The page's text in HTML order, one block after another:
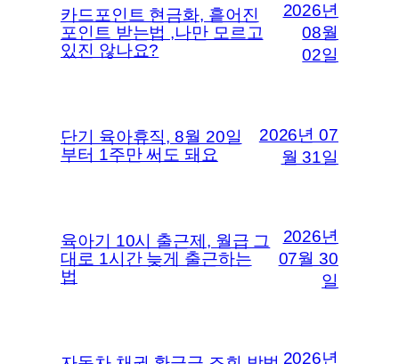
카드포인트 현금화, 흩어진
포인트 받는법 ,나만 모르고
있진 않나요?
2026년
08월
02일
단기 육아휴직, 8월 20일
부터 1주만 써도 돼요
2026년 07
월 31일
육아기 10시 출근제, 월급 그
대로 1시간 늦게 출근하는
법
2026년
07월 30
일
2026년